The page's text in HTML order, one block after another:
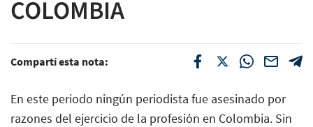
COLOMBIA
Compartí esta nota:
En este periodo ningún periodista fue asesinado por
razones del ejercicio de la profesión en Colombia. Sin